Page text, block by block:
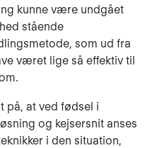
kunne være undgået
stående
som ud fra
været lige så effektiv til
på, at ved fødsel i
og kejsersnit anses
i den situation,